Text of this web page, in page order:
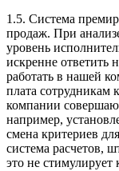
1.5. Система
продаж. При
уровень
искренне ответить
работать в нашей
плата сотрудникам
компании
например,
смена критериев
система расчетов,
это не стимулирует